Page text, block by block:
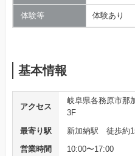
体験等 体験あり
基本情報
アクセス
岐阜県各務原市那
3F
最寄り駅
新加納駅 徒歩約
営業時間
10:00〜17:00